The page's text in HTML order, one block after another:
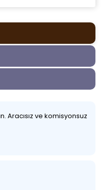
Aracısız ve komisyonsuz